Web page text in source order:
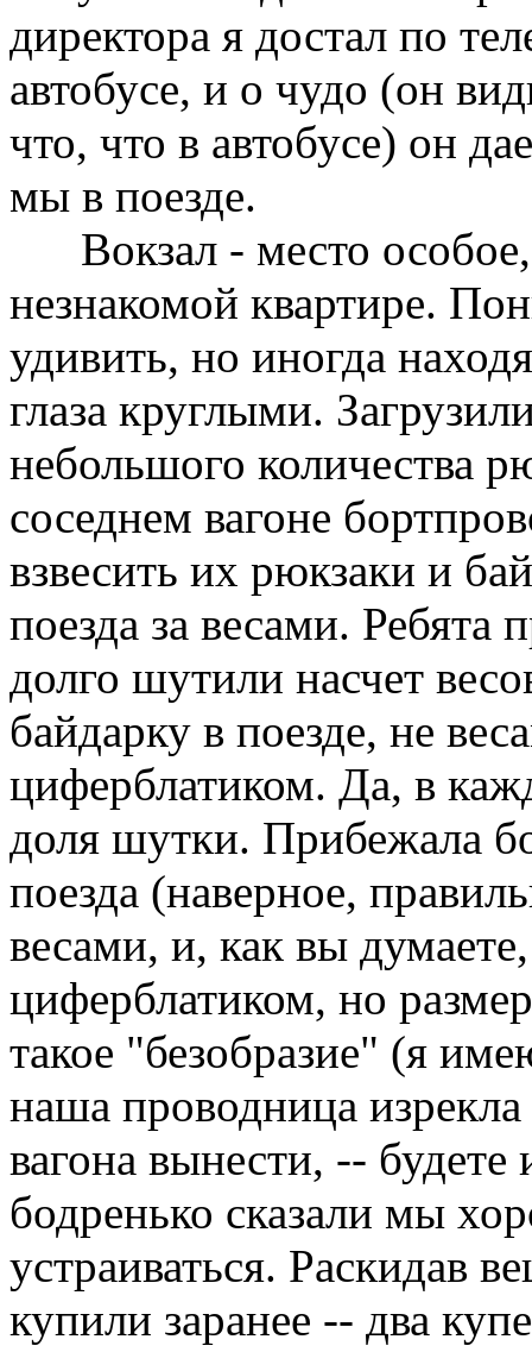
директора я достал по
автобусе, и о чудо (он
что, что в автобусе) он
мы в поезде.
Вокзал - место особое,
незнакомой квартире.
удивить, но иногда
глаза круглыми.
небольшого количества
соседнем вагоне
взвесить их рюкзаки и
поезда за весами. Ребята
долго шутили насчет
байдарку в поезде, не
циферблатиком. Да, в
доля шутки. Прибежала
поезда (наверное,
весами, и, как вы
циферблатиком, но
такое "безобразие" (я
наша проводница
вагона вынести, --
бодренько сказали мы
устраиваться. Раскидав
купили заранее -- два